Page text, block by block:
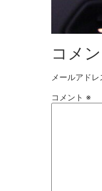
コメ
メールアドレ
コメント ※